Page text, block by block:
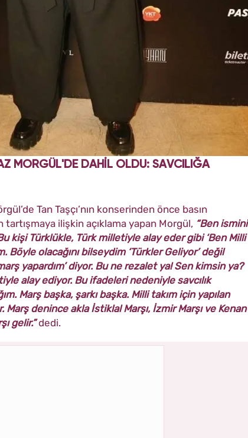
MORGÜL'DE DAHİL OLDU: SAVCILIĞA
Tan Taşçı’nın konserinden önce basın
tartışmaya ilişkin açıklama yapan Morgül, “Ben ismini
kişi Türklükle, Türk milletiyle alay eder gibi ‘Ben Milli
Böyle olacağını bilseydim ‘Türkler Geliyor’ değil
yapardım’ diyor. Bu ne rezalet ya! Sen kimsin ya?
alay ediyor. Bu ifadeleri nedeniyle savcılık
Marş başka, şarkı başka. Milli takım için yapılan
Marş denince akla İstiklal Marşı, İzmir Marşı ve Kenan
gelir.”dedi.